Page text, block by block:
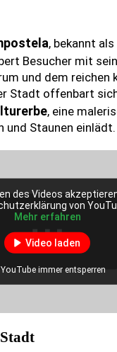
, bekannt als
Besucher mit
und dem reichen
Stadt offenbart
, eine
und Staunen einlädt.
des Videos
von
Mehr erfahren
Video laden
YouTube immer entsperren